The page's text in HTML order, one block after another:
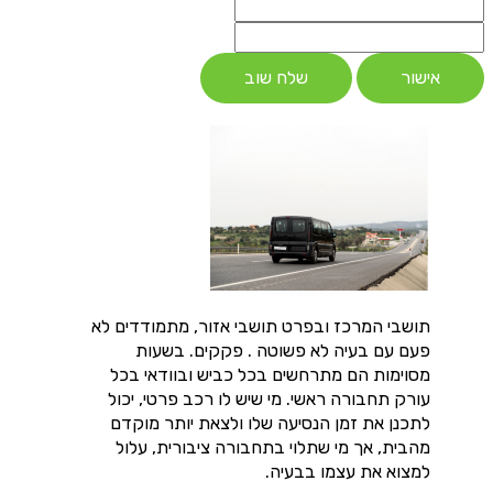
אישור שלח שוב
תושבי המרכז ובפרט תושבי אזור, מתמודדים לא
פעם עם בעיה לא פשוטה . פקקים. בשעות
מסוימות הם מתרחשים בכל כביש ובוודאי בכל
עורק תחבורה ראשי. מי שיש לו רכב פרטי, יכול
לתכנן את זמן הנסיעה שלו ולצאת יותר מוקדם
מהבית, אך מי שתלוי בתחבורה ציבורית, עלול
למצוא את עצמו בבעיה.